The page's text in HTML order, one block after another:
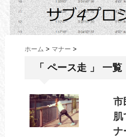
ホーム > マナー >
「 ペース走 」 一覧
市
肌
ナ